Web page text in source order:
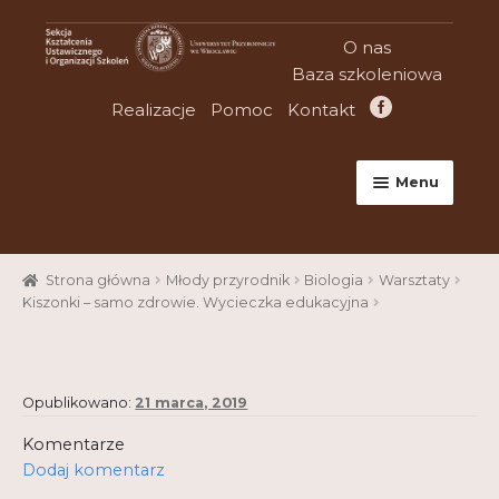
Przejdź
do
Przejdź
do
O nas
Baza szkoleniowa
Realizacje
Pomoc Kontakt
Menu
Strona główna
Aktualności
Cart
Checkout
Strona główna Młody przyrodnik Biologia
Warsztaty
Kiszonki – samo zdrowie. Wycieczka edukacyjna
Opublikowano: 21 marca, 2019
Komentarze
Dodaj komentarz